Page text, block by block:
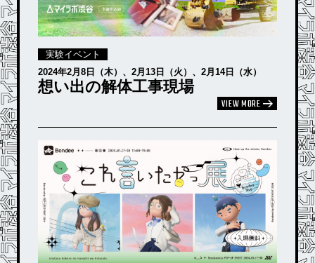
実験イベント
2024年2月8日（木）、2月13日（火）、2月14日（水）
想い出の解体工事現場
VIEW MORE